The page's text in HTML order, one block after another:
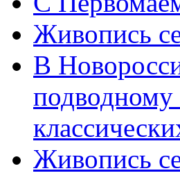
Живопись
В
подводному
Живопись